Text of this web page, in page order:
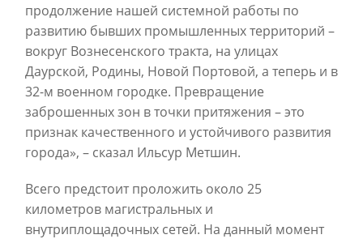
продолжение нашей системной работы по
развитию бывших промышленных территорий –
вокруг Вознесенского тракта, на улицах
Даурской, Родины, Новой Портовой, а теперь и в
32-м военном городке. Превращение
заброшенных зон в точки притяжения – это
признак качественного и устойчивого развития
города», – сказал Ильсур Метшин.
Всего предстоит проложить около 25
километров магистральных и
внутриплощадочных сетей. На данный момент